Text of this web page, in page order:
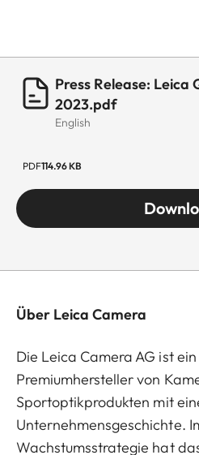
Press Release: Leica
2023.pdf
English
PDF114.96 KB
Über Leica Camera
Die Leica Camera AG ist
Premiumhersteller von
Sportoptikprodukten mit
Unternehmensgeschichte.
Wachstumsstrategie hat